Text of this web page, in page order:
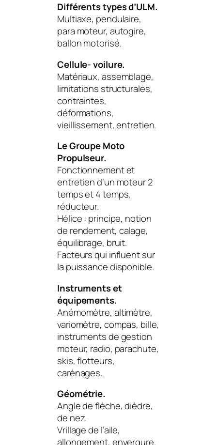
Différents types d’ULM.
Multiaxe, pendulaire,
para moteur, autogire,
ballon motorisé.
Cellule- voilure.
Matériaux, assemblage,
limitations structurales,
contraintes,
déformations,
vieillissement, entretien.
Le Groupe Moto
Propulseur.
Fonctionnement et
entretien d’un moteur 2
temps et 4 temps,
réducteur.
Hélice : principe, notion
de rendement, calage,
équilibrage, bruit.
Facteurs qui influent sur
la puissance disponible.
Instruments et
équipements.
Anémomètre, altimètre,
variomètre, compas, bille,
instruments de gestion
moteur, radio, parachute,
skis, flotteurs,
carénages.
Géométrie.
Angle de flèche, dièdre,
de nez.
Vrillage de l’aile,
allongement, envergure.